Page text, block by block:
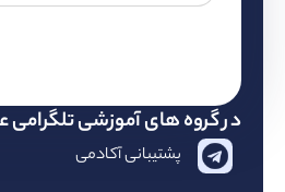
پشتیبانی آکادمی
های آموزشی تلگرامی عضو شوید